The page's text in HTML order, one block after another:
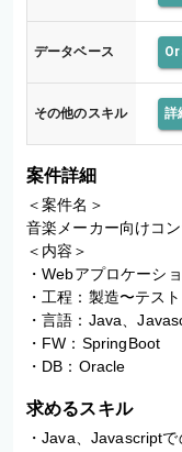
データベース
その他のスキル 詳
案件詳細
＜案件名＞
音楽メーカー向けコ
＜内容＞
・Webアプロケーシ
・工程：製造〜テスト
・言語：Java、
・FW：SpringBoot
・DB：Oracle
求めるスキル
・Java、Javascript